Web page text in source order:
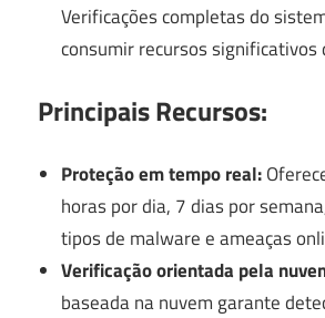
Verificações completas do
consumir recursos significativos
Principais Recursos:
Proteção em tempo real:
horas por dia, 7 dias por
tipos de malware e ameaças
Verificação orientada pela
baseada na nuvem garante